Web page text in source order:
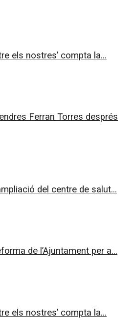
els nostres’ compta la...
Ferran Torres després
del centre de salut...
de l’Ajuntament per a...
els nostres’ compta la...